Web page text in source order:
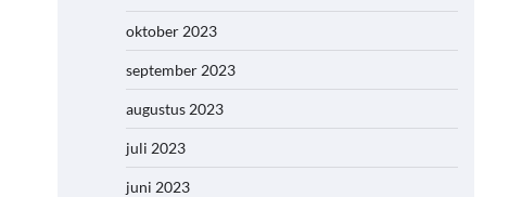
oktober 2023
september 2023
augustus 2023
juli 2023
juni 2023